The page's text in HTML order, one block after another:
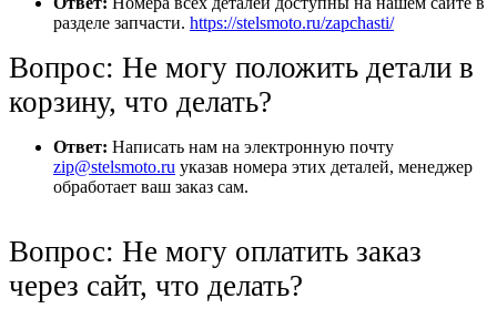
разделе запчасти. https://stelsmoto.ru/zapchasti/
Вопрос: Не могу положить детали в
корзину, что делать?
Ответ: Написать нам на электронную почту
zip@stelsmoto.ru указав номера этих деталей, менеджер
обработает ваш заказ сам.
Вопрос: Не могу оплатить заказ
через сайт, что делать?